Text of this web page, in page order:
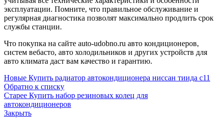
эксплуатации. Помните, что правильное обслуживание и
регулярная диагностика позволят максимально продлить срок
службы станции.
Что покупка на сайте auto-udobno.ru авто кондиционеров,
систем вебасто, авто холодильников и других устройств для
авто климата даст вам качество и гарантию.
Новые Купить радиатор автокондиционера ниссан тиида с11
Обратно к списку
Старее Купить набор резиновых колец для
автокондиционеров
Закрыть